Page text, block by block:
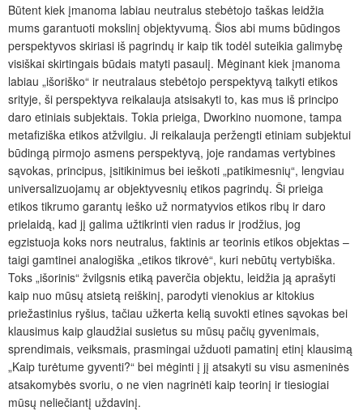
Būtent kiek įmanoma labiau neutralus stebėtojo taškas leidžia
mums garantuoti mokslinį objektyvumą. Šios abi mums būdingos
perspektyvos skiriasi iš pagrindų ir kaip tik todėl suteikia galimybę
visiškai skirtingais būdais matyti pasaulį. Mėginant kiek įmanoma
labiau „išoriško“ ir neutralaus stebėtojo perspektyvą taikyti etikos
srityje, ši perspektyva reikalauja atsisakyti to, kas mus iš principo
daro etiniais subjektais. Tokia prieiga, Dworkino nuomone, tampa
metafiziška etikos atžvilgiu. Ji reikalauja peržengti etiniam subjektui
būdingą pirmojo asmens perspektyvą, joje randamas vertybines
sąvokas, principus, įsitikinimus bei ieškoti „patikimesnių“, lengviau
universalizuojamų ar objektyvesnių etikos pagrindų. Ši prieiga
etikos tikrumo garantų ieško už normatyvios etikos ribų ir daro
prielaidą, kad jį galima užtikrinti vien radus ir įrodžius, jog
egzistuoja koks nors neutralus, faktinis ar teorinis etikos objektas –
taigi gamtinei analogiška „etikos tikrovė“, kuri nebūtų vertybiška.
Toks „išorinis“ žvilgsnis etiką paverčia objektu, leidžia ją aprašyti
kaip nuo mūsų atsietą reiškinį, parodyti vienokius ar kitokius
priežastinius ryšius, tačiau užkerta kelią suvokti etines sąvokas bei
klausimus kaip glaudžiai susietus su mūsų pačių gyvenimais,
sprendimais, veiksmais, prasmingai užduoti pamatinį etinį klausimą
„Kaip turėtume gyventi?“ bei mėginti į jį atsakyti su visu asmeninės
atsakomybės svoriu, o ne vien nagrinėti kaip teorinį ir tiesiogiai
mūsų neliečiantį uždavinį.